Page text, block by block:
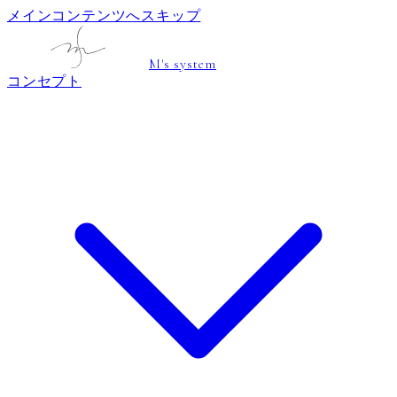
メインコンテンツへスキップ
M's system
コンセプト